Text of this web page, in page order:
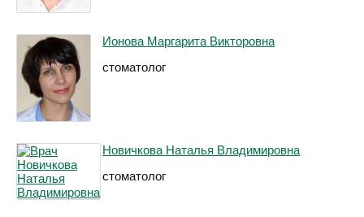
Ионова Маргарита Викторовна
стоматолог
Новичкова Наталья Владимировна
стоматолог